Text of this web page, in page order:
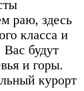
раю, здесь
класса и
будут
и горы.
курорт